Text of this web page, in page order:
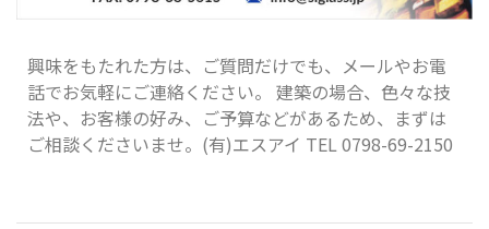
興味をもたれた方は、ご質問だけでも、メールやお電
話でお気軽にご連絡ください。 建築の場合、色々な技
法や、お客様の好み、ご予算などがあるため、まずは
ご相談くださいませ。(有)エスアイ TEL 0798-69-2150